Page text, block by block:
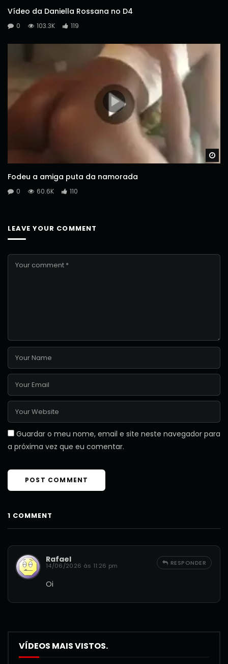
Vídeo da Daniella Rossana no D4
0 103.3K 119
Fodeu a amiga puta da namorada
0 60.6K 110
LEAVE YOUR COMMENT
Guardar o meu nome, email e site neste navegador para
a próxima vez que eu comentar.
1 COMMENT
Rafael
14/06/2026 às 11:26 pm
Oi
RESPONDER
VÍDEOS MAIS VISTOS.